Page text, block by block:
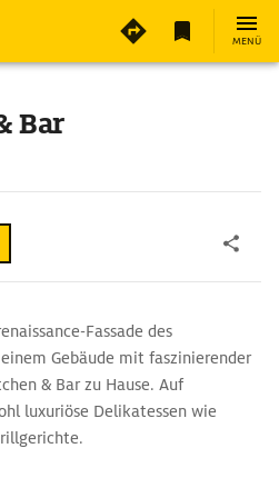
MENÜ
Bar
Fassade des
Gebäude mit faszinierender
& Bar zu Hause. Auf
luxuriöse Delikatessen wie